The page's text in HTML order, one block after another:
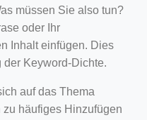
müssen Sie also tun?
oder Ihr
Inhalt einfügen. Dies
der Keyword-Dichte.
auf das Thema
häufiges Hinzufügen